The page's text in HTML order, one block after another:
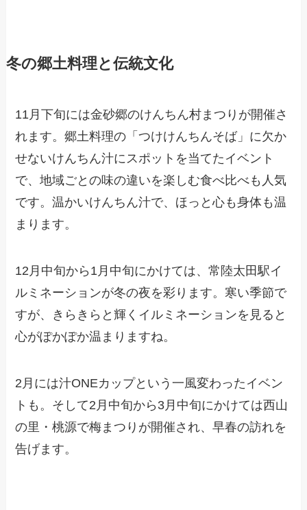
冬の郷土料理と伝統文化
11月下旬には金砂郷のけんちん村まつりが開催さ
れます。郷土料理の「つけけんちんそば」に欠か
せないけんちん汁にスポットを当てたイベント
で、地域ごとの味の違いを楽しむ食べ比べも人気
です。温かいけんちん汁で、ほっと心も身体も温
まります。
12月中旬から1月中旬にかけては、常陸太田駅イ
ルミネーションが冬の夜を彩ります。寒い季節で
すが、きらきらと輝くイルミネーションを見ると
心がぽかぽか温まりますね。
2月には汁ONEカップという一風変わったイベン
トも。そして2月中旬から3月中旬にかけては西山
の里・桃源で梅まつりが開催され、早春の訪れを
告げます。